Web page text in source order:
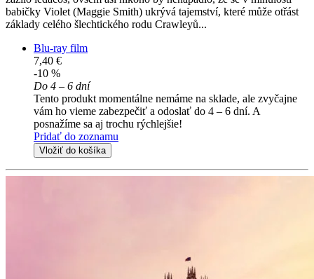
babičky Violet (Maggie Smith) ukrývá tajemství, které může otřást
základy celého šlechtického rodu Crawleyů...
Blu-ray film
7,40 €
-10 %
Do 4 – 6 dní
Tento produkt momentálne nemáme na sklade, ale zvyčajne
vám ho vieme zabezpečiť a odoslať do 4 – 6 dní. A
posnažíme sa aj trochu rýchlejšie!
Pridať do zoznamu
Vložiť do košíka